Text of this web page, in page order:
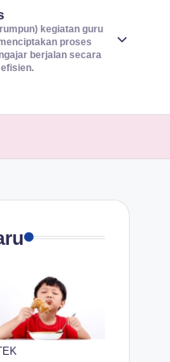
kegiatan guru
proses
berjalan secara